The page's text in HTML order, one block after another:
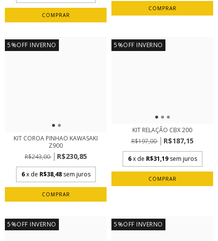
5%OFF INVERNO
KIT COROA PINHAO KAWASAKI
Z900
R$243,00
R$230,85
6 x de R$38,48 sem juros
5%OFF INVERNO
KIT RELAÇÃO CBX 200
R$197,00
R$187,15
6 x de R$31,19 sem juros
5%OFF INVERNO 5%OFF INVERNO